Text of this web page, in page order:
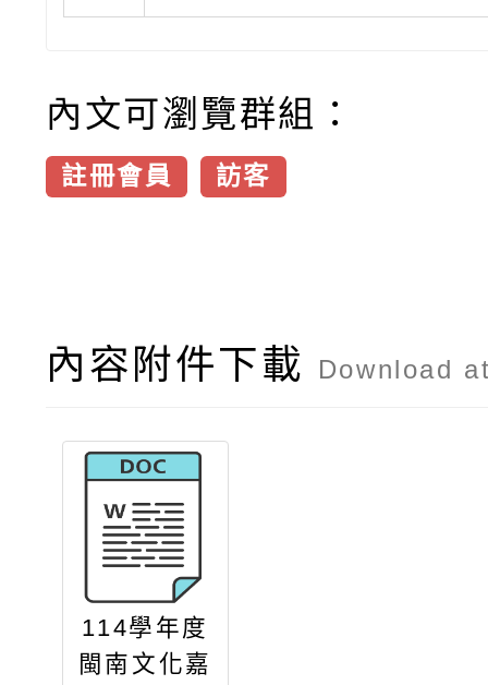
內文可瀏覽群組：
註冊會員 訪客
內容附件下載 Download
114學年度
閩南文化嘉